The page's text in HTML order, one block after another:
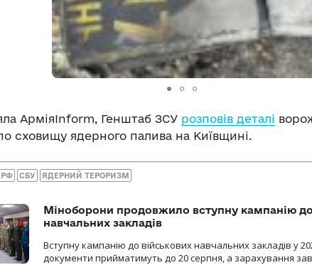
АрміяInform, Генштаб ЗСУ розповів деталі
сховищу ядерного палива на Київщині.
РФ СБУ ЯДЕРНИЙ ТЕРОРИЗМ
Міноборони продовжило вступну кампанію до
навчальних закладів
Вступну кампанію до військових навчальних закладів у
документи прийматимуть до 20 серпня, а зарахування